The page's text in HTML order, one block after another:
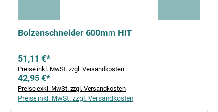
Bolzenschneider 600mm HIT
51,11 €*
Preise inkl. MwSt. zzgl. Versandkosten
42,95 €*
Preise exkl. MwSt. zzgl. Versandkosten
Preise inkl. MwSt. zzgl. Versandkosten